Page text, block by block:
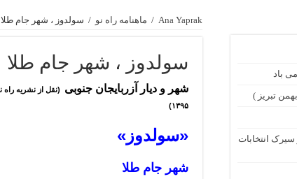
Ana Yaprak
/ ماهنامه راه نو / سولدوز ، شهر جام طلا
سولدوز ، شهر جام طلا
شهر و دیار آزربایجان جنوبی
۱۳۹۵)
«سولدوز »
شهر جام طلا
باد
سیرک انتخابات